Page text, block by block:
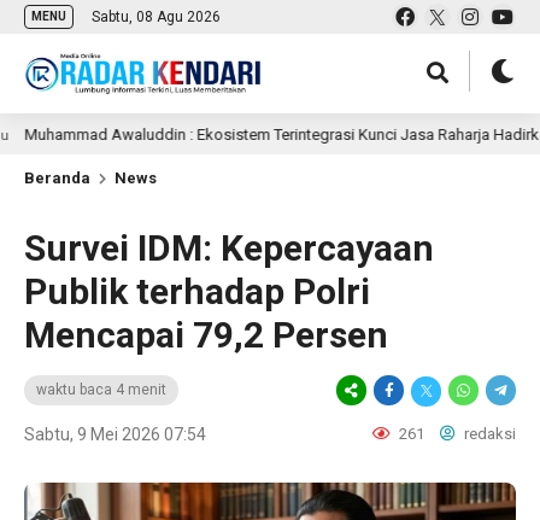
MENU Sabtu, 08 Agu 2026
Awaluddin : Ekosistem Terintegrasi Kunci Jasa Raharja Hadirkan
Beranda News
Survei IDM: Kepercayaan
Publik terhadap Polri
Mencapai 79,2 Persen
waktu baca 4 menit
Sabtu, 9 Mei 2026 07:54 261 redaksi